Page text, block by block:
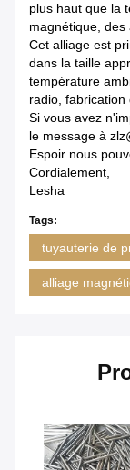
plus haut que la
magnétique,
Cet alliage est
dans la taille
température
radio,
Si vous avez
le message à
Espoir nous
Cordialement,
Lesha
Tags:
tuyauterie de
alliage